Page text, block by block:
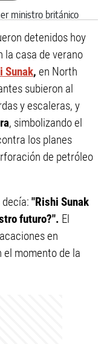
detenidos hoy
la casa de verano
Sunak, en North
subieron al
y escaleras, y
, simbolizando el
los planes
de petróleo
"Rishi Sunak
futuro?". El
en
el momento de la